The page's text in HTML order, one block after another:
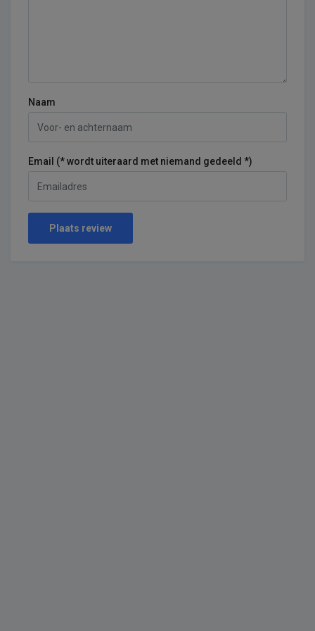
Naam
Email (* wordt uiteraard met niemand gedeeld *)
Plaats review